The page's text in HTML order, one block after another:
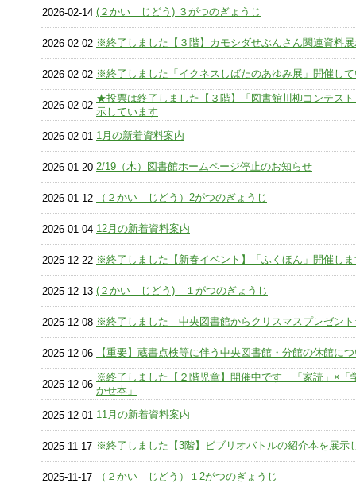
2026-02-14 (２かい じどう) ３がつのぎょうじ
2026-02-02 ※終了しました【３階】カモシダせぶんさん関連資料
2026-02-02 ※終了しました「イクネスしばたのあゆみ展」開催し
2026-02-02
★投票は終了しました【３階】「図書館川柳コンテス
示しています
2026-02-01 1月の新着資料案内
2026-01-20 2/19（木）図書館ホームページ停止のお知らせ
2026-01-12 （２かい じどう）2がつのぎょうじ
2026-01-04 12月の新着資料案内
2025-12-22 ※終了しました【新春イベント】「ふくほん」開催し
2025-12-13 (２かい じどう) １がつのぎょうじ
2025-12-08 ※終了しました 中央図書館からクリスマスプレゼン
2025-12-06 【重要】蔵書点検等に伴う中央図書館・分館の休館に
2025-12-06
※終了しました【２階児童】開催中です 「家読」×「
かせ本」
2025-12-01 11月の新着資料案内
2025-11-17 ※終了しました【3階】ビブリオバトルの紹介本を展示
2025-11-17 （２かい じどう）１2がつのぎょうじ